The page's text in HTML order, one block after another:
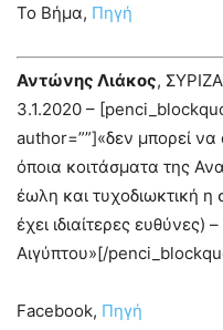
Το Βήμα, Πηγή
Αντώνης Λιάκος,
3.1.2020 –
author=””]«δεν μπορεί να
όποια κοιτάσματα της
έωλη και τυχοδιωκτική
έχει ιδιαίτερες ευθύνες)
Αιγύπτου»[/
Facebook, Πηγή